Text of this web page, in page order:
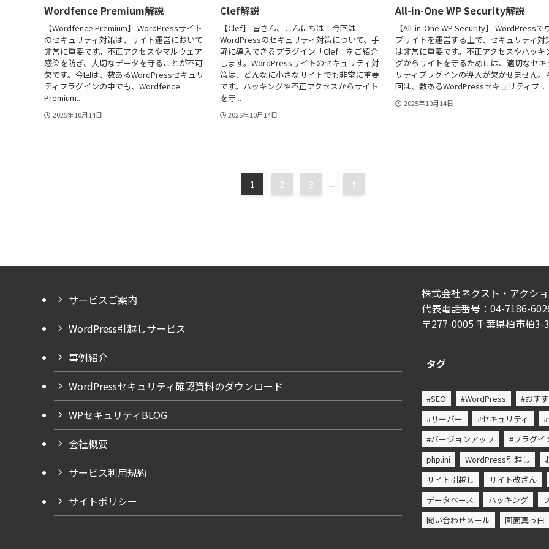
Wordfence Premium解説
【Wordfence Premium】 WordPressサイト
のセキュリティ対策は、サイト運営において
非常に重要です。不正アクセスやマルウェア
感染を防ぎ、大切なデータを守ることが不可
欠です。今回は、数あるWordPressセキュリ
ティプラグインの中でも、Wordfence
Premium...
2025年10月14日
Clef解説
【Clef】 皆さん、こんにちは！今回は
WordPressのセキュリティ対策について、手
軽に導入できるプラグイン「Clef」をご紹介
します。WordPressサイトのセキュリティ対
策は、どんなに小さなサイトでも非常に重要
です。ハッキングや不正アクセスからサイト
を守...
2025年10月14日
All-in-One WP Security解説
【All-in-One WP Security】 WordPressで
ブサイトを運営する上で、セキュリティ対
は非常に重要です。不正アクセスやハッキ
グからサイトを守るためには、適切なセキ
リティプラグインの導入が欠かせません。
回は、数あるWordPressセキュリティプ...
2025年10月14日
1 2 3 ... 4
サービスご案内
WordPress引越しサービス
事例紹介
WordPressセキュリティ確認資料のダウンロード
WPセキュリティBLOG
会社概要
サービス利用規約
サイトポリシー
株式会社ネクスト・アクシ
代表電話番号：04-7186-
〒277-0005 千葉県柏市柏
タグ
#SEO #WordPress #おす
#サーバー
#セキュリティ
#バージョンアップ
#プラグイ
php.ini
WordPress引越し
サイト引越し
サイト改ざん
データベース
ハッキング
問い合わせメール
画面真っ白